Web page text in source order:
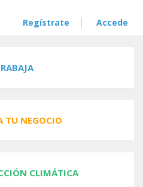
Regístrate Accede
TU NEGOCIO
CLIMÁTICA